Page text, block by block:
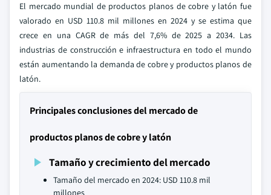
El mercado mundial de productos planos de cobre y latón fue
valorado en USD 110.8 mil millones en 2024 y se estima que
crece en una CAGR de más del 7,6% de 2025 a 2034. Las
industrias de construcción e infraestructura en todo el mundo
están aumentando la demanda de cobre y productos planos de
latón.
Principales conclusiones del mercado de
productos planos de cobre y latón
Tamaño y crecimiento del mercado
Tamaño del mercado en 2024: USD 110.8 mil
millones